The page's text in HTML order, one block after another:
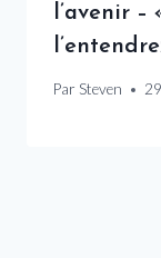
l’avenir
Par Steven